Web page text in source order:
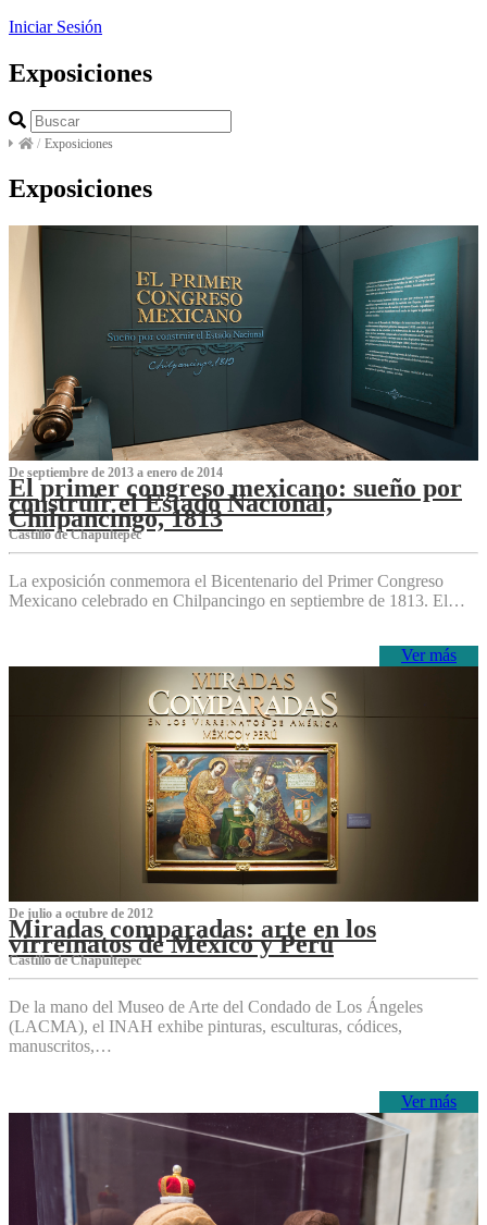
Iniciar Sesión
Exposiciones
/ Exposiciones
Exposiciones
De septiembre de 2013 a enero de 2014
El primer congreso mexicano: sueño por
construir el Estado Nacional,
Chilpancingo, 1813
Castillo de Chapultepec
La exposición conmemora el Bicentenario del Primer Congreso
Mexicano celebrado en Chilpancingo en septiembre de 1813. El…
Ver más
De julio a octubre de 2012
Miradas comparadas: arte en los
virreinatos de México y Perú
Castillo de Chapultepec
De la mano del Museo de Arte del Condado de Los Ángeles
(LACMA), el INAH exhibe pinturas, esculturas, códices,
manuscritos,…
Ver más